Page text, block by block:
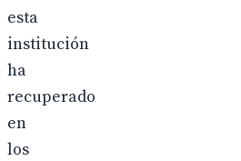
esta
institución
ha
recuperado
en
los